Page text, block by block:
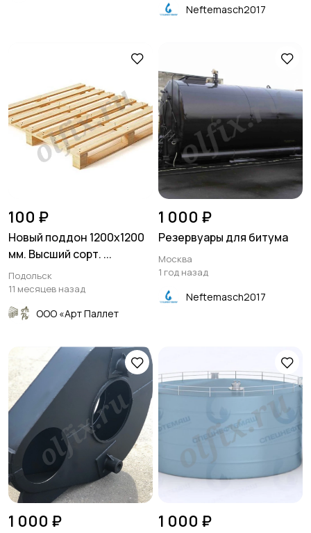
Neftemasch2017
100 ₽
Новый поддон 1200х1200
мм. Высший сорт. ...
Подольск
11 месяцев назад
ООО «Арт Паллет
1 000 ₽
Резервуары для битума
Москва
1 год назад
Neftemasch2017
1 000 ₽ 1 000 ₽